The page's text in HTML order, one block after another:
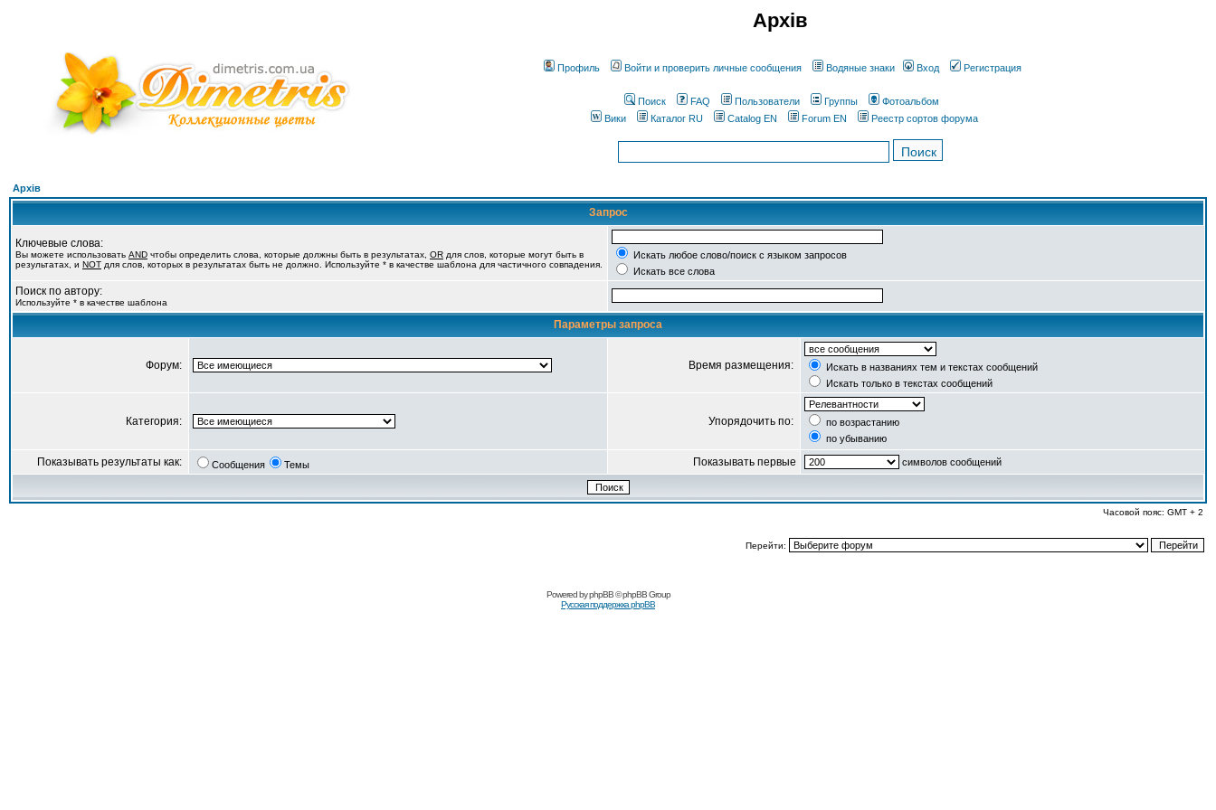
Архів
Профиль Войти и проверить личные сообщения Водяные знаки Вход Регистрация
Поиск FAQ Пользователи Группы
Фотоальбом
Вики
Каталог RU Catalog EN Forum EN Реестр сортов форума
Архів
Запрос
Ключевые слова:
Вы можете использовать AND чтобы определить слова, которые должны быть в результатах, OR для слов, которые могут быть в
результатах, и NOT для слов, которых в результатах быть не должно. Используйте * в качестве шаблона для частичного совпадения.
Искать любое слово/поиск с языком запросов
Искать все слова
Поиск по автору:
Используйте * в качестве шаблона
Параметры запроса
Форум: Время размещения:
Искать в названиях тем и текстах сообщений
Искать только в текстах сообщений
Категория: Упорядочить по:
по возрастанию
по убыванию
Показывать результаты как: Сообщения Темы Показывать первые символов сообщений
Часовой пояс: GMT + 2
Перейти:
Powered byphpBB© phpBB Group
Русская поддержка phpBB